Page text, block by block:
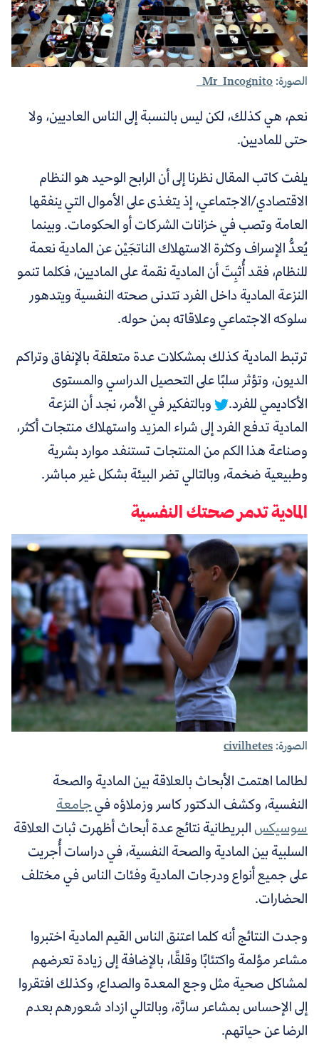
الصورة:Mr_Incognito_
نعم، هي كذلك، لكن ليس بالنسبة إلى الناس العاديين، ولا
حتى للماديين.
يلفت كاتب المقال نظرنا إلى أن الرابح الوحيد هو النظام
الاقتصادي/الاجتماعي، إذ يتغذى على الأموال التي ينفقها
العامة وتصب في خزانات الشركات أو الحكومات. وبينما
يُعدُّ الإسراف وكثرة الاستهلاك الناتجَيْن عن المادية نعمة
للنظام، فقد أُثبِتَ أن المادية نقمة على الماديين، فكلما تنمو
النزعة المادية داخل الفرد تتدنى صحته النفسية ويتدهور
سلوكه الاجتماعي وعلاقاته بمن حوله.
ترتبطالمادية كذلك بمشكلات عدة متعلقة بالإنفاق وتراكم
الديون،وتؤثر سلبًا على التحصيل الدراسي والمستوى
الأكاديمي للفرد.
وبالتفكير في الأمر، نجد أن النزعة
المادية تدفع الفرد إلى شراء المزيد واستهلاك منتجات أكثر،
وصناعة هذا الكم من المنتجات تستنفد موارد بشرية
وطبيعية ضخمة، وبالتالي تضر البيئة بشكل غير مباشر.
المادية تدمر صحتك النفسية
الصورة:civilhetes
لطالما اهتمت الأبحاث بالعلاقة بين المادية والصحة
النفسية، وكشف الدكتور كاسر وزملاؤه فيجامعة
سوسيكسالبريطانية نتائج عدة أبحاث أظهرت ثبات العلاقة
السلبية بين المادية والصحة النفسية، في دراسات أُجريت
على جميع أنواع ودرجات المادية وفئات الناس في مختلف
الحضارات.
وجدت النتائج أنه كلما اعتنق الناس القيم المادية اختبروا
مشاعر مؤلمة واكتئابًا وقلقًا، بالإضافة إلى زيادة تعرضهم
لمشاكل صحية مثل وجع المعدة والصداع، وكذلك افتقروا
إلى الإحساس بمشاعر سارَّة، وبالتالي ازداد شعورهم بعدم
الرضا عن حياتهم.